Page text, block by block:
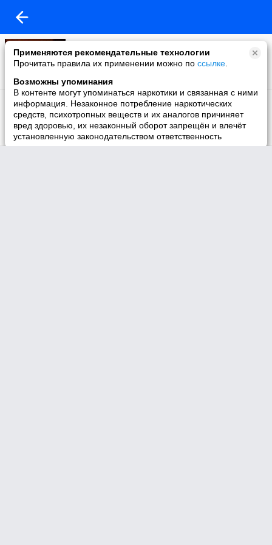
Применяются рекомендательные технологии
Прочитать правила их применении можно по ссылке
Возможны упоминания
В контенте могут упоминаться наркотики и связанная с ними
информация. Незаконное потребление наркотических
средств, психотропных веществ и их аналогов причиняет
вред здоровью, их незаконный оборот запрещён и влечёт
установленную законодательством ответственность
23 видео
Избранное
4 видео